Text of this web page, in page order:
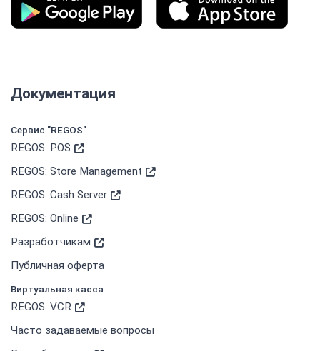
Документация
Сервис "REGOS"
REGOS: POS
REGOS: Store Management
REGOS: Cash Server
REGOS: Online
Разработчикам
Публичная оферта
Виртуальная касса
REGOS: VCR
Часто задаваемые вопросы